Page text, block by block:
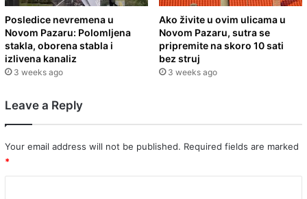
Posledice nevremena u
Novom Pazaru: Polomljena
stakla, oborena stabla i
izlivena kanaliz
3 weeks ago
Ako živite u ovim ulicama u
Novom Pazaru, sutra se
pripremite na skoro 10 sati
bez struj
3 weeks ago
Leave a Reply
Your email address will not be published. Required fields are marked
*